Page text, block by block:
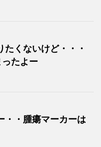
たくないけど・・・
たよー
・・腫瘍マーカーは